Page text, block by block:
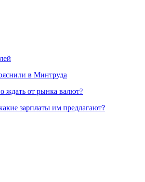
в Минтруда
ждать от рынка валют?
зарплаты им предлагают?